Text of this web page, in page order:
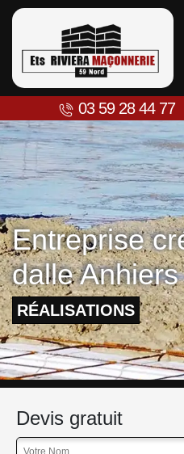
03 59 28 44 77
Entreprise
dalle
RÉALISATIONS
Devis gratuit